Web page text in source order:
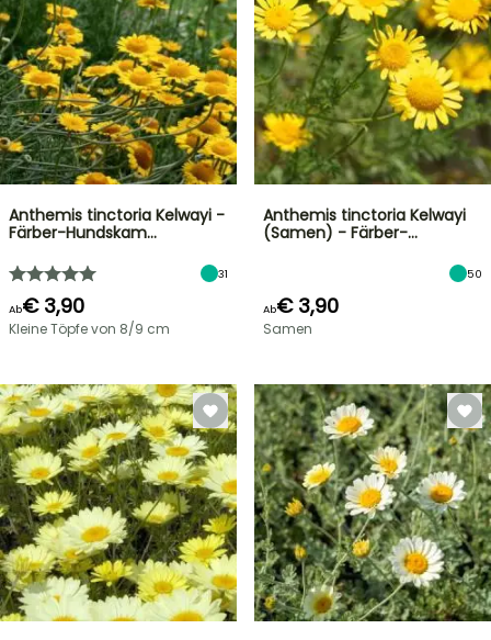
Anthemis tinctoria Kelwayi -
Färber-Hundskam…
31
Ab€ 3,90
Kleine Töpfe von 8/9 cm
Anthemis tinctoria Kelwayi
(Samen) - Färber-…
50
Ab€ 3,90
Samen